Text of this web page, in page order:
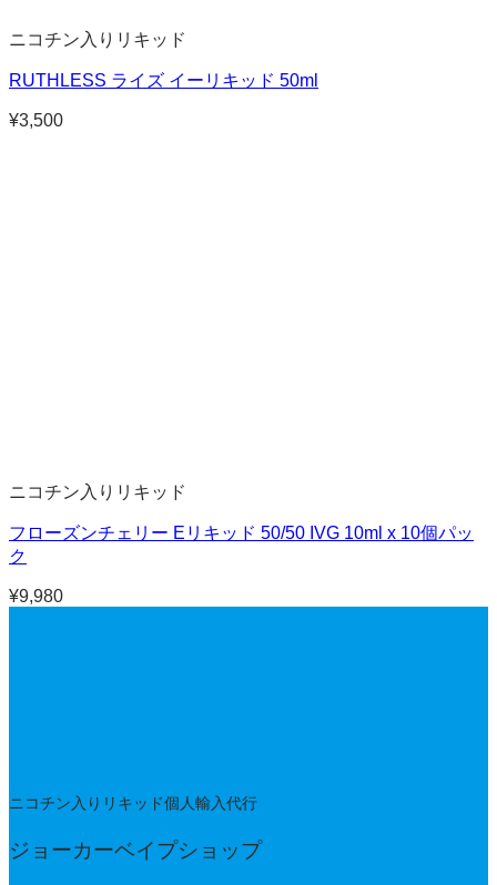
ニコチン入りリキッド
RUTHLESS ライズ イーリキッド 50ml
¥3,500
ニコチン入りリキッド
フローズンチェリー Eリキッド 50/50 IVG 10ml x 10個パッ
ク
¥9,980
ニコチン入りリキッド個人輸入代行
ジョーカーベイプショップ